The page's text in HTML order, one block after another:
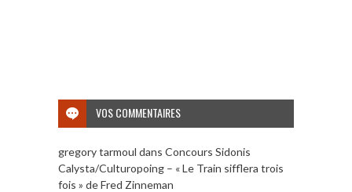
VOS COMMENTAIRES
gregory tarmoul dans Concours Sidonis
Calysta/Culturopoing – « Le Train sifflera trois
fois » de Fred Zinneman